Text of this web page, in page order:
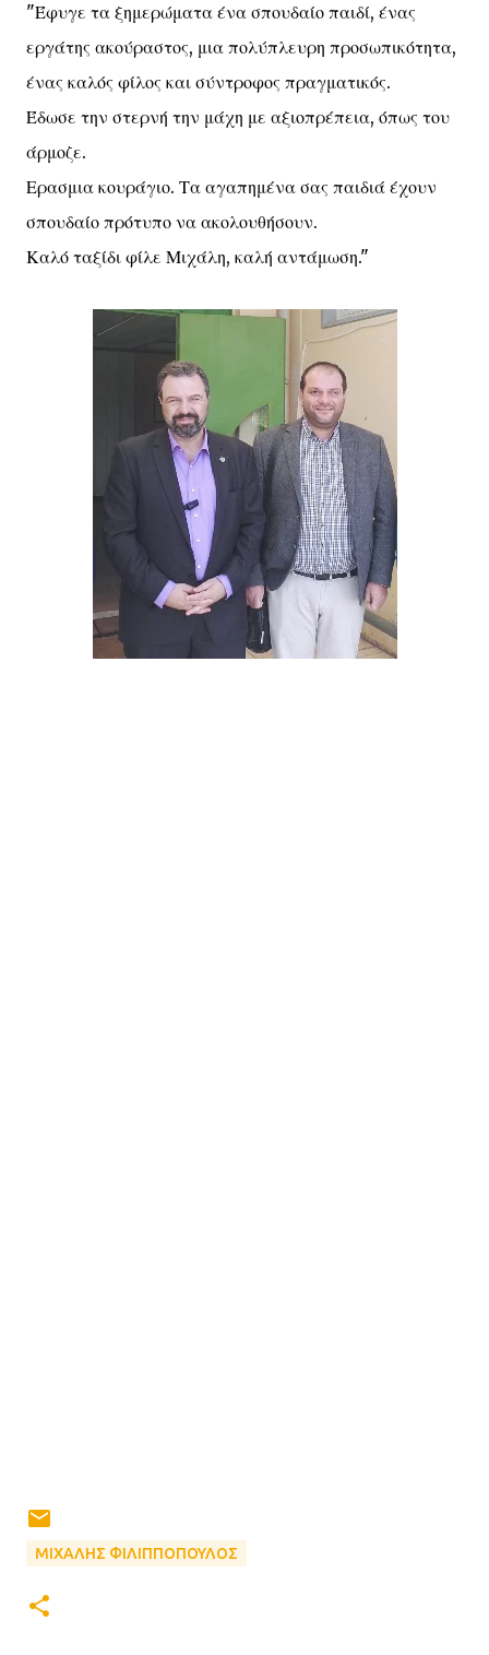
"Έφυγε τα ξημερώματα ένα σπουδαίο παιδί, ένας
εργάτης ακούραστος, μια πολύπλευρη προσωπικότητα,
ένας καλός φίλος και σύντροφος πραγματικός.
Έδωσε την στερνή την μάχη με αξιοπρέπεια, όπως του
άρμοζε.
Ερασμια κουράγιο. Τα αγαπημένα σας παιδιά έχουν
σπουδαίο πρότυπο να ακολουθήσουν.
Καλό ταξίδι φίλε Μιχάλη, καλή αντάμωση."
ΜΙΧΑΛΗΣ ΦΙΛΙΠΠΟΠΟΥΛΟΣ